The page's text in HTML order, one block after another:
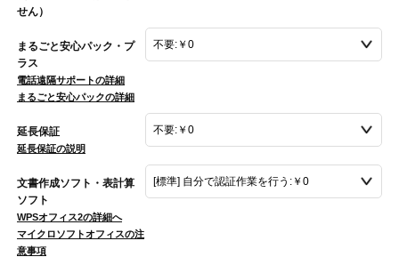
せん）
まるごと安心パック・プ
ラス
電話遠隔サポートの詳細
まるごと安心パックの詳細
延長保証
延長保証の説明
文書作成ソフト・表計算
ソフト
WPSオフィス2の詳細へ
マイクロソフトオフィスの注
意事項